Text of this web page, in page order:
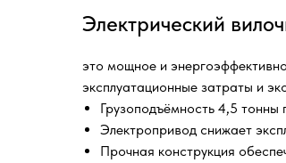
Электрический
это мощное и
эксплуатационные затраты и
Грузоподъёмность 4,5
Электропривод снижает
Прочная конструкция